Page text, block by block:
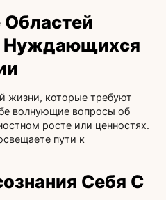
Нуждающихся
жизни, которые требуют
волнующие вопросы об
росте или ценностях.
пути к
Себя С